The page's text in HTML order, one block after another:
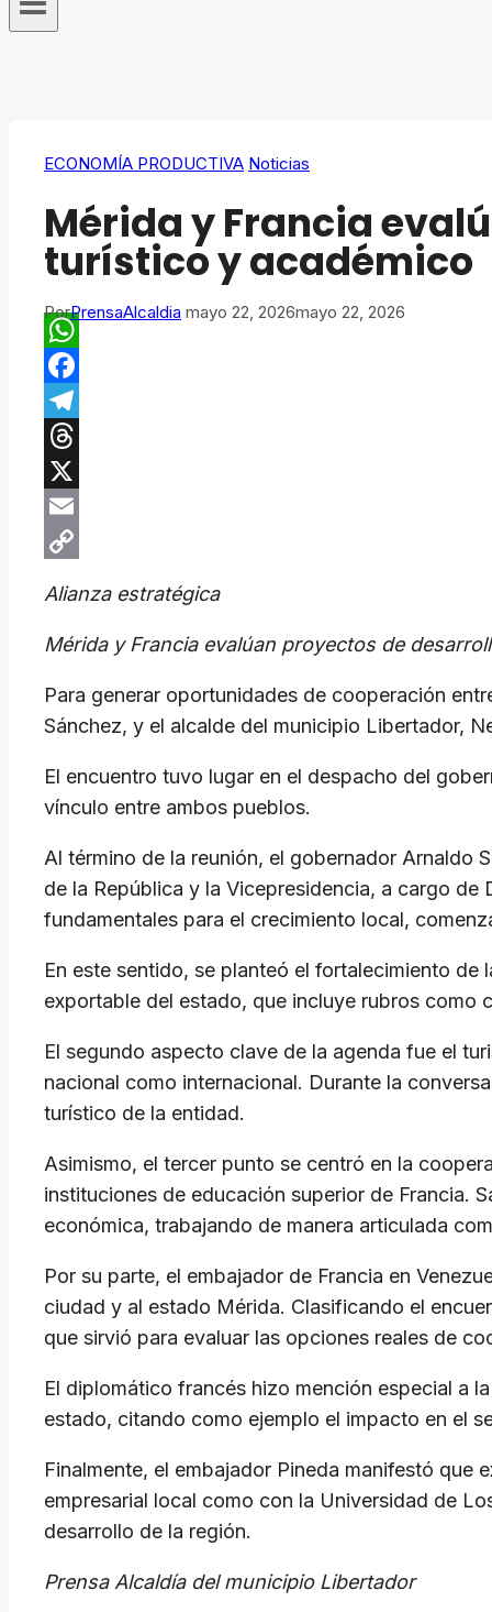
ECONOMÍA PRODUCTIVA Noticias
Mérida y Francia
turístico y académico
PorPrensaAlcaldia mayo 22, 2026mayo 22, 2026
WhatsApp
Facebook
Telegram
Threads
X
Email
Alianza estratégica
Mérida y Francia evalúan proyectos de
Para generar oportunidades de cooperación
Sánchez, y el alcalde del municipio Libertador,
El encuentro tuvo lugar en el despacho del
vínculo entre ambos pueblos.
Al término de la reunión, el gobernador Arnaldo
de la República y la Vicepresidencia, a cargo
fundamentales para el crecimiento local,
En este sentido, se planteó el fortalecimiento
exportable del estado, que incluye rubros como
El segundo aspecto clave de la agenda fue el
nacional como internacional. Durante la
turístico de la entidad.
Asimismo, el tercer punto se centró en la
instituciones de educación superior de Francia.
económica, trabajando de manera articulada
Por su parte, el embajador de Francia en
ciudad y al estado Mérida. Clasificando el
que sirvió para evaluar las opciones reales de
El diplomático francés hizo mención especial a
estado, citando como ejemplo el impacto en el
Finalmente, el embajador Pineda manifestó
empresarial local como con la Universidad de
desarrollo de la región.
Prensa Alcaldía del municipio Libertador